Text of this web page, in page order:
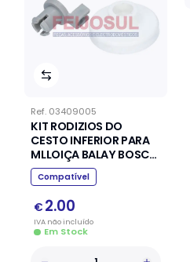
Ref. 03409005
KIT RODIZIOS DO
CESTO INFERIOR PARA
MLLOIÇA BALAY BOSCH
SIEMENS (8 UNIDADES)
Compatível
€ 2.00
IVA nãoincluído
Em Stock